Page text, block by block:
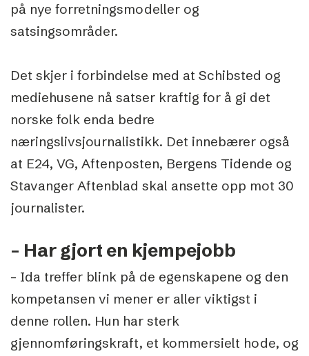
på nye forretningsmodeller og
satsingsområder.
Det skjer i forbindelse med at Schibsted og
mediehusene nå satser kraftig for å gi det
norske folk enda bedre
næringslivsjournalistikk. Det innebærer også
at E24, VG, Aftenposten, Bergens Tidende og
Stavanger Aftenblad skal ansette opp mot 30
journalister.
– Har gjort en kjempejobb
– Ida treffer blink på de egenskapene og den
kompetansen vi mener er aller viktigst i
denne rollen. Hun har sterk
gjennomføringskraft, et kommersielt hode, og